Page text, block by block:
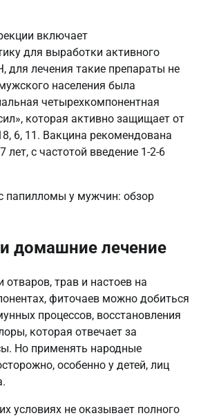
включает
для выработки активного
для лечения такие препараты не
населения была
четырехкомпонентная
которая активно защищает от
6, 11. Вакцина рекомендована
лет, с частотой введение 1-2-6
домашние лечение
отваров, трав и настоев на
фиточаев можно добиться
процессов, восстановления
которая отвечает за
Но применять народные
особенно у детей, лиц
условиях не оказывает полного